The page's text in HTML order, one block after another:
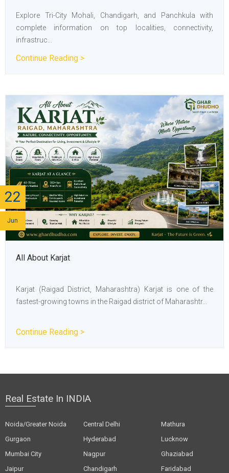
Explore Tri-City Mohali, Chandigarh, and Panchkula with
complete information on top localities, connectivity,
infrastruc...
Continue Reading >
22
Jun
All About Karjat
Karjat (Raigad District, Maharashtra) Karjat is one of the
fastest-growing towns in the Raigad district of Maharashtr...
Continue Reading >
Real Estate In INDIA
Noida/Greater Noida Central Delhi
Mathura
Gurgaon
Hyderabad
Lucknow
Mumbai City
Nagpur
Ghaziabad
Jaipur
Chandigarh
Faridabad